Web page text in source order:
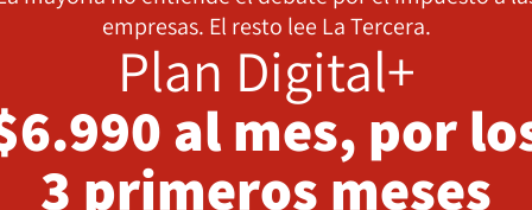
empresas. El resto lee La Tercera.
Plan Digital+
al mes, por
3 primeros meses